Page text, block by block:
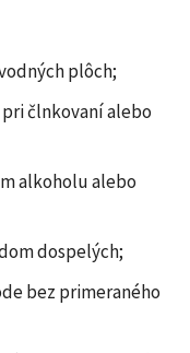
plôch;
člnkovaní alebo
alkoholu alebo
dospelých;
bez primeraného